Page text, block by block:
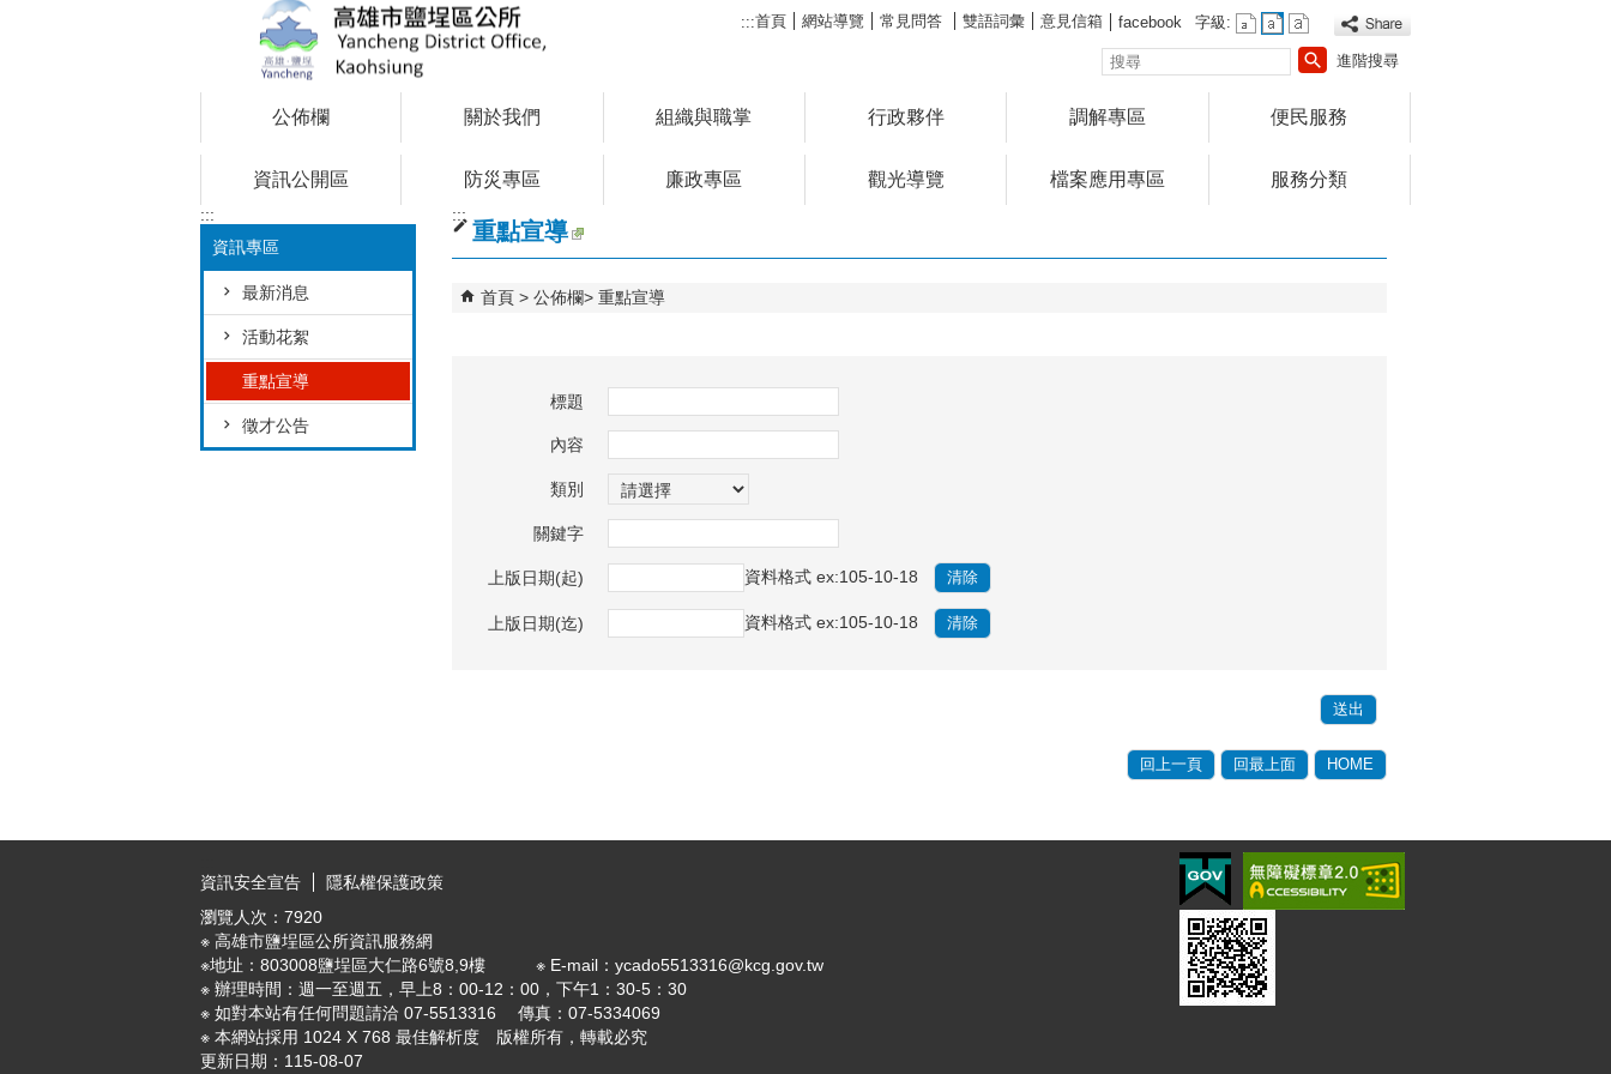
:::首頁 網站導覽 常見問答 雙語詞彙 意見信箱 facebook
字級:
搜
尋
進階搜尋
公佈欄 關於我們 組織與職掌 行政夥伴 調解專區 便民服務
資訊公開區 防災專區 廉政專區 觀光導覽 檔案應用專區 服務分類
:::
資訊專區
最新消息
活動花絮
重點宣導
徵才公告
:::
重點宣導
首頁 公佈欄 重點宣導
標題
內容
類別
關鍵字
上版日期(起) 資料格式 ex:105-10-18
上版日期(迄) 資料格式 ex:105-10-18
回上一頁 回最上面 HOME
資訊安全宣告
隱私權保護政策
瀏覽人次： 7920
※ 高雄市鹽埕區公所資訊服務網
※地址：803008鹽埕區大仁路6號8,9樓 ※ E-mail：ycado5513316@kcg.gov.tw
※ 辦理時間：週一至週五，早上8：00-12：00，下午1：30-5：30
※ 如對本站有任何問題請洽 07-5513316 傳真：07-5334069
※ 本網站採用 1024 X 768 最佳解析度 版權所有，轉載必究
更新日期： 115-08-07